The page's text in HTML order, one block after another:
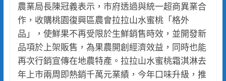
農業局長陳冠義表示，市府透過與統一超商異業合
作，收購桃園復興區農會拉拉山水蜜桃「格外
品」，使鮮果不再受限於生鮮銷售時效，並開發新
品項於上架販售，為果農開創經濟效益，同時也能
再次行銷宣傳在地農特產。拉拉山水蜜桃霜淇淋去
年上市兩周即熱銷千萬元業績，今年口味升級，推